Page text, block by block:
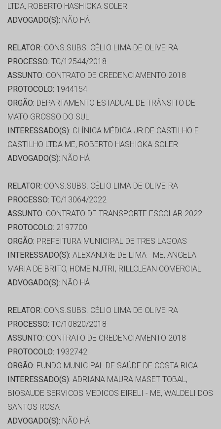
LTDA, ROBERTO HASHIOKA SOLER
ADVOGADO(S): NÃO HÁ
RELATOR: CONS.SUBS. CÉLIO LIMA DE OLIVEIRA
PROCESSO: TC/12544/2018
ASSUNTO: CONTRATO DE CREDENCIAMENTO 2018
PROTOCOLO: 1944154
ORGÃO: DEPARTAMENTO ESTADUAL DE TRÂNSITO DE
MATO GROSSO DO SUL
INTERESSADO(S): CLÍNICA MÉDICA JR DE CASTILHO E
CASTILHO LTDA ME, ROBERTO HASHIOKA SOLER
ADVOGADO(S): NÃO HÁ
RELATOR: CONS.SUBS. CÉLIO LIMA DE OLIVEIRA
PROCESSO: TC/13064/2022
ASSUNTO: CONTRATO DE TRANSPORTE ESCOLAR 2022
PROTOCOLO: 2197700
ORGÃO: PREFEITURA MUNICIPAL DE TRES LAGOAS
INTERESSADO(S): ALEXANDRE DE LIMA - ME, ANGELA
MARIA DE BRITO, HOME NUTRI, RILLCLEAN COMERCIAL
ADVOGADO(S): NÃO HÁ
RELATOR: CONS.SUBS. CÉLIO LIMA DE OLIVEIRA
PROCESSO: TC/10820/2018
ASSUNTO: CONTRATO DE CREDENCIAMENTO 2018
PROTOCOLO: 1932742
ORGÃO: FUNDO MUNICIPAL DE SAÚDE DE COSTA RICA
INTERESSADO(S): ADRIANA MAURA MASET TOBAL,
BIOSAUDE SERVICOS MEDICOS EIRELI - ME, WALDELI DOS
SANTOS ROSA
ADVOGADO(S): NÃO HÁ